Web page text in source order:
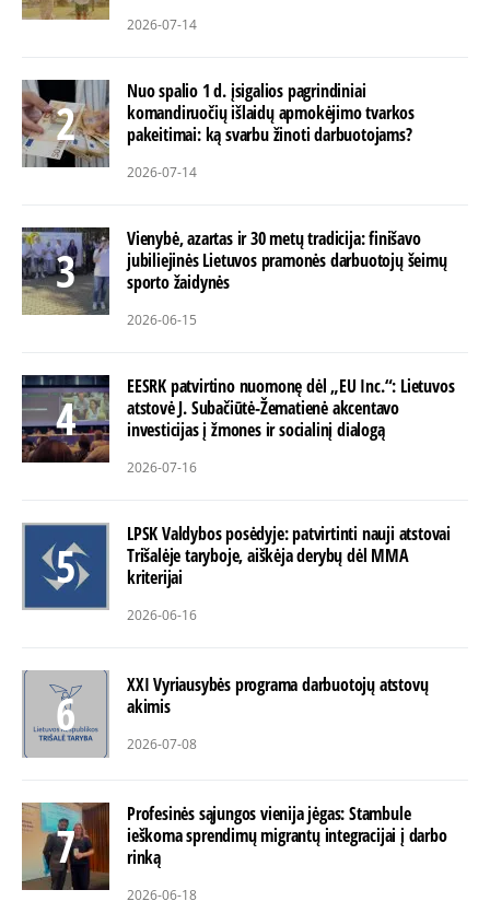
2026-07-14
Nuo spalio 1 d. įsigalios pagrindiniai
komandiruočių išlaidų apmokėjimo tvarkos
pakeitimai: ką svarbu žinoti darbuotojams?
2026-07-14
Vienybė, azartas ir 30 metų tradicija: finišavo
jubiliejinės Lietuvos pramonės darbuotojų šeimų
sporto žaidynės
2026-06-15
EESRK patvirtino nuomonę dėl „EU Inc.“: Lietuvos
atstovė J. Subačiūtė-Žematienė akcentavo
investicijas į žmones ir socialinį dialogą
2026-07-16
LPSK Valdybos posėdyje: patvirtinti nauji atstovai
Trišalėje taryboje, aiškėja derybų dėl MMA
kriterijai
2026-06-16
XXI Vyriausybės programa darbuotojų atstovų
akimis
2026-07-08
Profesinės sąjungos vienija jėgas: Stambule
ieškoma sprendimų migrantų integracijai į darbo
rinką
2026-06-18